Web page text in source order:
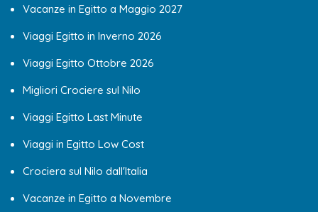
Vacanze in Egitto a Maggio 2027
Viaggi Egitto in Inverno 2026
Viaggi Egitto Ottobre 2026
Migliori Crociere sul Nilo
Viaggi Egitto Last Minute
Viaggi in Egitto Low Cost
Crociera sul Nilo dall'Italia
Vacanze in Egitto a Novembre